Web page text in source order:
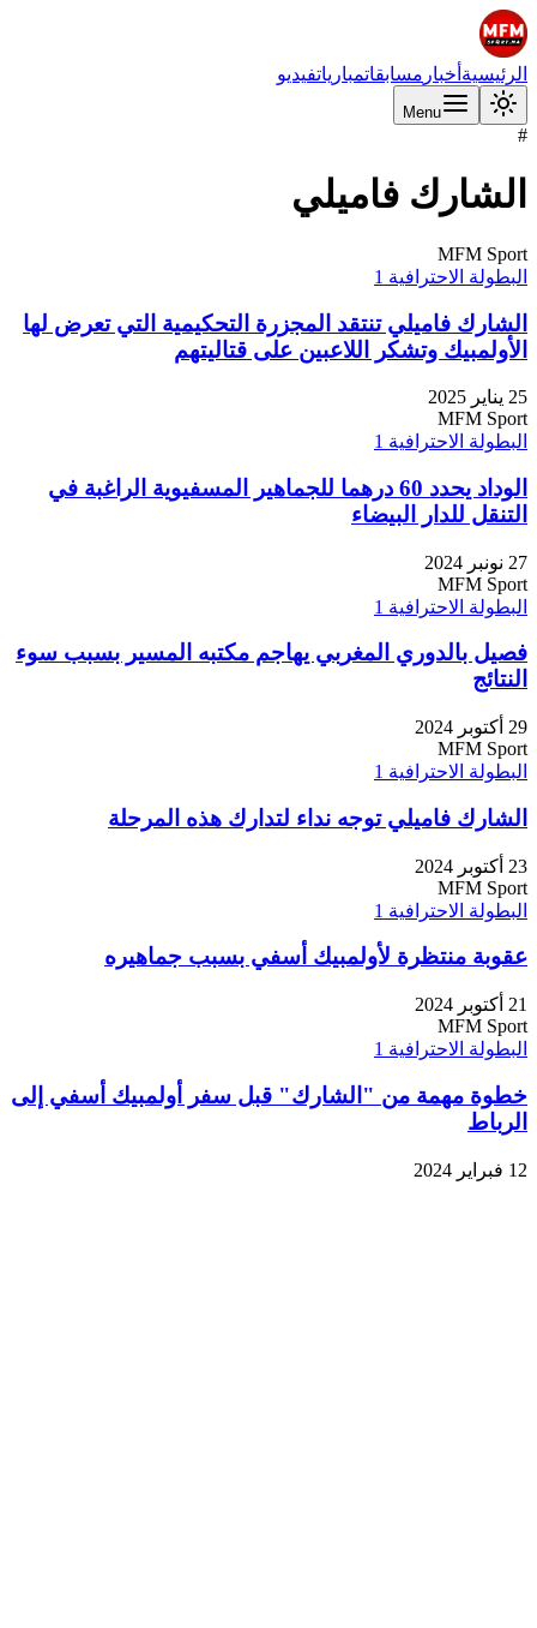
الرئيسية أخبار مسابقاتمبارياتفيديو
Menu
#
الشارك فاميلي
MFM Sport
البطولة الاحترافية 1
الشارك فاميلي تنتقد المجزرة التحكيمية التي تعرض لها
الأولمبيك وتشكر اللاعبين على قتاليتهم
25 يناير 2025
MFM Sport
البطولة الاحترافية 1
الوداد يحدد 60 درهما للجماهير المسفيوية الراغبة في
التنقل للدار البيضاء
27 نونبر 2024
MFM Sport
البطولة الاحترافية 1
فصيل بالدوري المغربي يهاجم مكتبه المسير بسبب سوء
النتائج
29 أكتوبر 2024
MFM Sport
البطولة الاحترافية 1
الشارك فاميلي توجه نداء لتدارك هذه المرحلة
23 أكتوبر 2024
MFM Sport
البطولة الاحترافية 1
عقوبة منتظرة لأولمبيك أسفي بسبب جماهيره
21 أكتوبر 2024
MFM Sport
البطولة الاحترافية 1
خطوة مهمة من "الشارك" قبل سفر أولمبيك أسفي إلى
الرباط
12 فبراير 2024